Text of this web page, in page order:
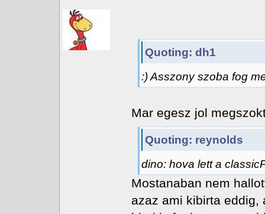
Quoting: dh1
:) Asszony szoba fog
Mar egesz jol
Quoting: reynolds
dino: hova lett a
Mostanaban nem
azaz ami kibirta eddig,